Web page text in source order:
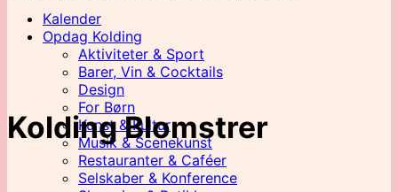
Kalender
Opdag Kolding
Aktiviteter & Sport
Barer, Vin & Cocktails
Design
For Børn
Kunst & Kultur
Musik & Scenekunst
Restauranter & Caféer
Selskaber & Konference
Kolding Blomstrer